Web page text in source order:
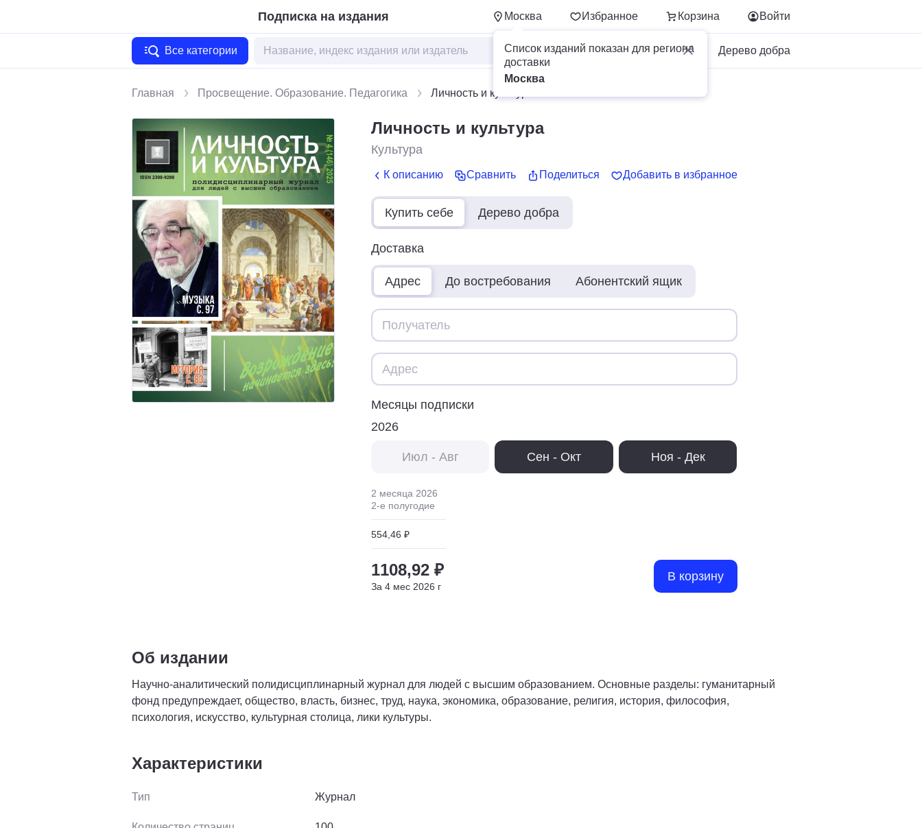
Подписка на издания Москва Избранное Корзина
Список изданий показан для региона
доставки
Москва
Войти
Все категории Для бизнеса Дерево добра
Главная Просвещение. Образование. Педагогика Личность и культура
Личность и культура
Культура
К описанию Сравнить Поделиться Добавить в избранное
Купить себе Дерево добра
Доставка
Адрес До востребования Абонентский ящик
Месяцы подписки
2026
Июл - Авг Сен - Окт Ноя - Дек
2 месяца 2026
2-е полугодие
554,46 ₽
1108,92 ₽
За 4 мес 2026 г
В корзину
Об издании
Научно-аналитический полидисциплинарный журнал для людей с высшим образованием. Основные разделы: гуманитарный
фонд предупреждает, общество, власть, бизнес, труд, наука, экономика, образование, религия, история, философия,
психология, искусство, культурная столица, лики культуры.
Характеристики
Тип Журнал